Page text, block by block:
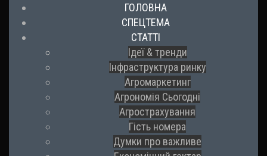
ГОЛОВНА
СПЕЦТЕМА
СТАТТІ
Ідеї & тренди
Інфраструктура ринку
Агромаркетинг
Агрономія Сьогодні
Агрострахування
Гість номера
Думки про важливе